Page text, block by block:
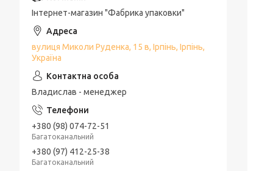
Інтернет-магазин "Фабрика упаковки"
вулиця Миколи Руденка, 15 в, Ірпінь, Ірпінь,
Україна
Владислав - менеджер
+380 (98) 074-72-51
Багатоканальний
+380 (97) 412-25-38
Багатоканальний